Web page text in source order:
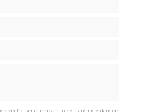
l'ensemble des données transmises dans ce